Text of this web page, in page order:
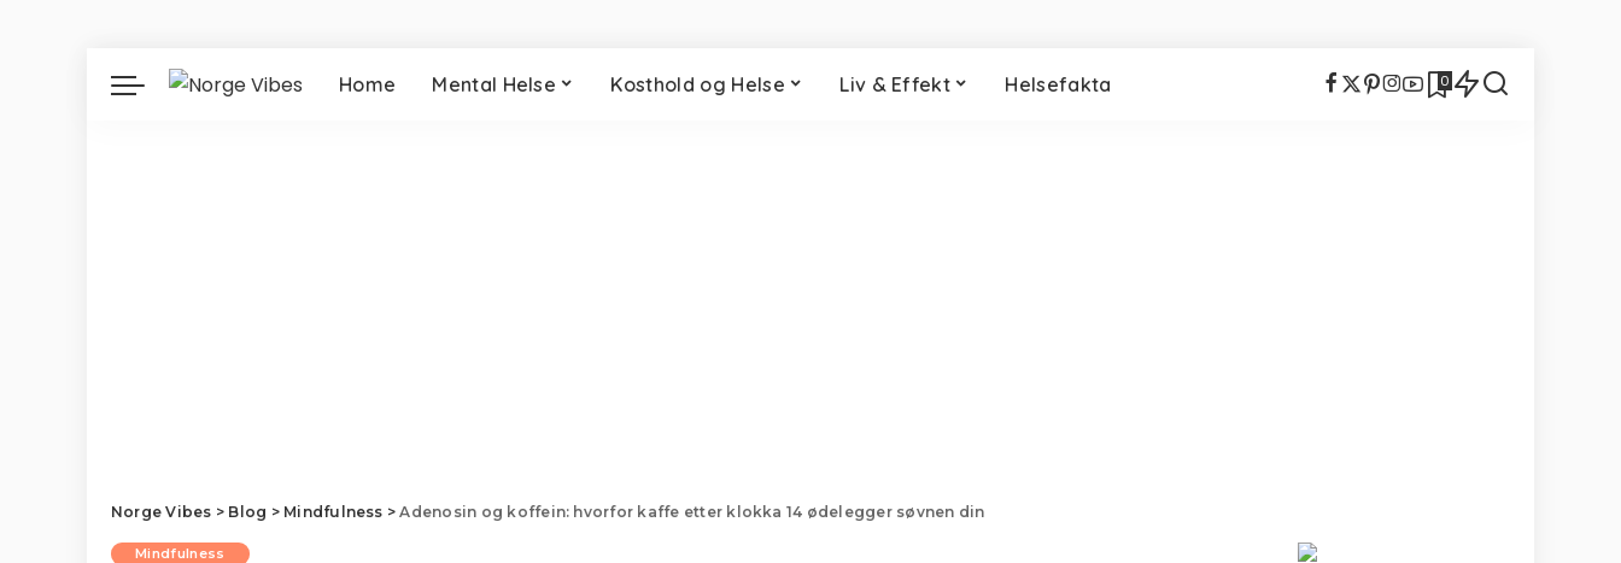
Home Mental Helse Kosthold og Helse Liv & Effekt Helsefakta 0
Norge Vibes > Blog > Mindfulness >Adenosin og koffein: hvorfor kaffe etter klokka 14 ødelegger søvnen din
Mindfulness